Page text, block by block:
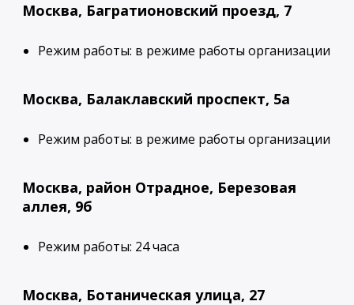
Москва, Багратионовский проезд, 7
Режим работы: в режиме работы организации
Москва, Балаклавский проспект, 5а
Режим работы: в режиме работы организации
Москва, район Отрадное, Березовая
аллея, 9б
Режим работы: 24 часа
Москва, Ботаническая улица, 27